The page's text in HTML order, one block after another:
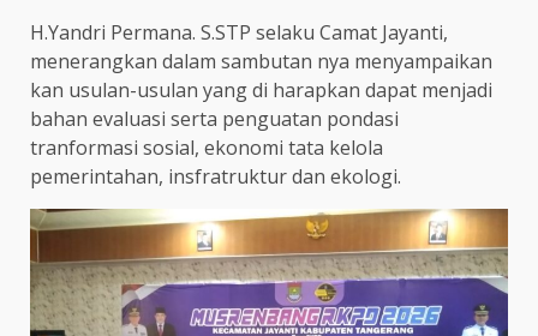
H.Yandri Permana. S.STP selaku Camat Jayanti,
menerangkan dalam sambutan nya menyampaikan
kan usulan-usulan yang di harapkan dapat menjadi
bahan evaluasi serta penguatan pondasi
tranformasi sosial, ekonomi tata kelola
pemerintahan, insfratruktur dan ekologi.